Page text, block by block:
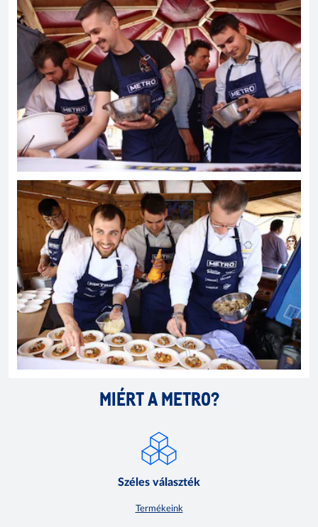
MIÉRT A METRO?
Széles választék
Termékeink